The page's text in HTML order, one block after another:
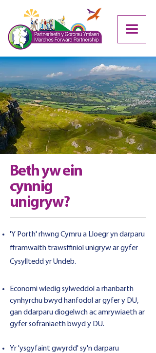
Beth yw ein
cynnig
unigryw?
'Y Porth' rhwng Cymru a Lloegr yn darparu
fframwaith trawsffiniol unigryw ar gyfer
Cysylltedd yr Undeb.
Economi wledig sylweddol a rhanbarth
cynhyrchu bwyd hanfodol ar gyfer y DU,
gan ddarparu diogelwch ac amrywiaeth ar
gyfer sofraniaeth bwyd y DU.
Yr 'ysgyfaint gwyrdd' sy'n darparu